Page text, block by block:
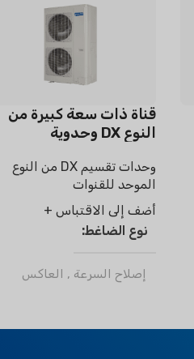
قناة ذات سعة كبيرة من
النوع DX وحدوية
وحدات تقسيم DX من النوع
الموحد للقنوات
أضف إلى الاقتباس +
نوع الضاغط
إصلاح السرعة , العاكس